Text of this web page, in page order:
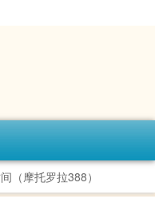
（摩托罗拉388）